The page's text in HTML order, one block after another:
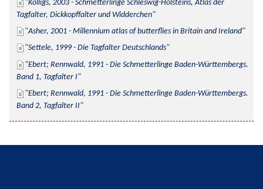
Kolligs, 2003 - Schmetterlinge Schleswig-Holsteins, Atlas der
Tagfalter, Dickkopffalter und Widderchen
Asher, 2001 - Millennium atlas of butterflies in Britain and Ireland
Settele, 1999 - Die Tagfalter Deutschlands
Ebert; Rennwald, 1991 - Die Schmetterlinge Baden-Württembergs.
Band 1, Tagfalter I
Ebert; Rennwald, 1991 - Die Schmetterlinge Baden-Württembergs.
Band 2, Tagfalter II